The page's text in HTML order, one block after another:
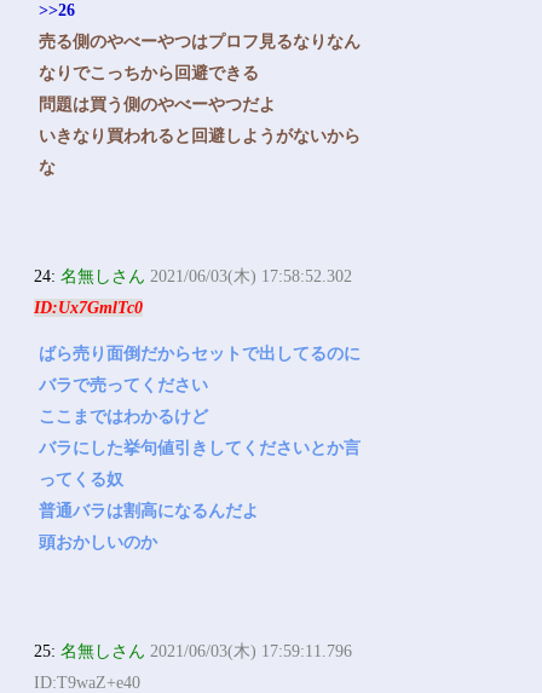
>>26
売る側のやべーやつはプロフ見るなりなん
なりでこっちから回避できる
問題は買う側のやべーやつだよ
いきなり買われると回避しようがないから
な
24:名無しさん 2021/06/03(木) 17:58:52.302
ID:Ux7GmlTc0
ばら売り面倒だからセットで出してるのに
バラで売ってください
ここまではわかるけど
バラにした挙句値引きしてくださいとか言
ってくる奴
普通バラは割高になるんだよ
頭おかしいのか
25:名無しさん 2021/06/03(木) 17:59:11.796
ID:T9waZ+e40